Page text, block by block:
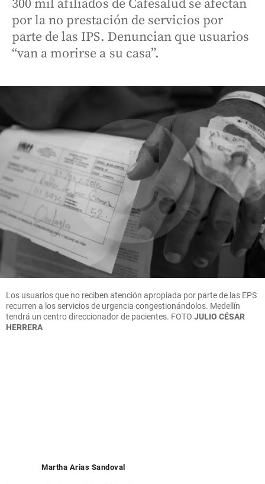
300 mil afiliados de Cafesalud se afectan
por la no prestación de servicios por
parte de las IPS. Denuncian que usuarios
“van a morirse a su casa”.
Los usuarios que no reciben atención apropiada por parte de las EPS
recurren a los servicios de urgencia congestionándolos. Medellín
tendrá un centro direccionador de pacientes. FOTO JULIO CÉSAR
HERRERA
Martha Arias Sandoval